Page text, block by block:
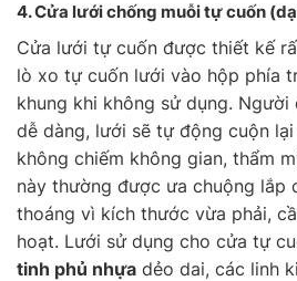
4. Cửa lưới chống muỗitự cuốn
Cửa lưới tự cuốn được thiết kế
lò xo tự cuốn lưới vào hộp phía
khung khi không sử dụng.
dễ dàng, lưới sẽ tự động cuộn
không chiếm không gian, thẩm
này thường được ưa chuộng lắp
thoáng vì kích thước vừa phải,
hoạt. Lưới sử dụng cho cửa tự
tinh phủ nhựa dẻo dai, các linh